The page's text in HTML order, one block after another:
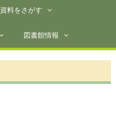
資料をさがす
図書館情報